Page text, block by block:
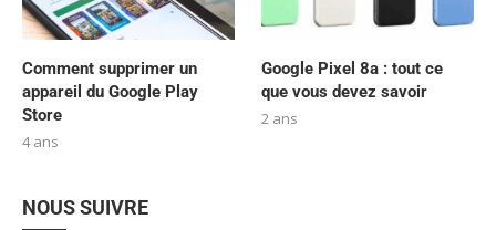
Comment supprimer un
appareil du Google Play
Store
4 ans
Google Pixel 8a : tout ce
que vous devez savoir
2 ans
NOUS SUIVRE